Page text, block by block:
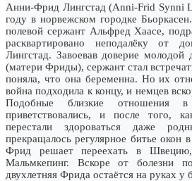
Анни-Фрид Лингстад (Anni-Frid Synni
году в норвежском городке
полевой сержант Альфред Хаасе,
расквартировано неподалёку от
Лингстад. Завоевав доверие
(матери Фриды), сержант стал
поняла, что она беременна. Но их
война подходила к концу, и немцев
Подобные близкие отношения
приветствовались, и после того,
перестали здороваться даже
прекращалось регулярное битье
Фрид решает переехать в
Мальмкепинг. Вскоре от болезни
двухлетняя Фрида остаётся на руках у